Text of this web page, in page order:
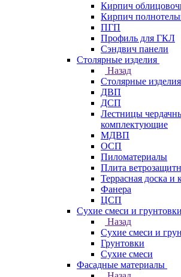
Кирпич
Кирпич
ПГП
Профиль для ГКЛ
Сэндвич панели
Столярные изделия
Назад
Столярные изделия
ДВП
ДСП
Лестницы
комплектующие
МДВП
ОСП
Пиломатериалы
Плита
Террасная доска
Фанера
ЦСП
Сухие смеси и грунтовки
Назад
Сухие смеси и
Грунтовки
Сухие смеси
Фасадные материалы